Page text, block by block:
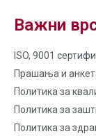
Важни
ISO, 9001
Прашања и
Политика за
Политика за
Политика за